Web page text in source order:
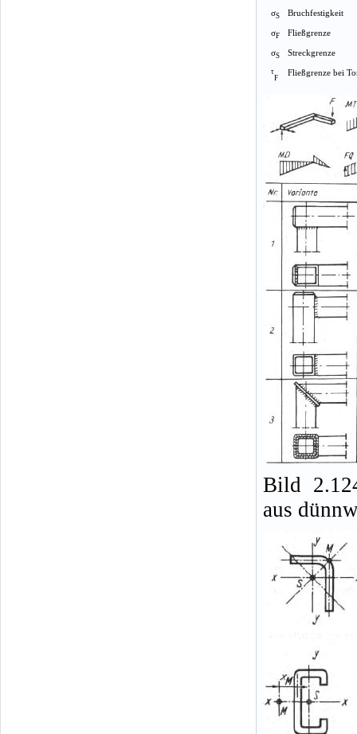
σS Bruchfestigkeit
σF Fließgrenze
σS Streckgrenze
τ
F
Fließgrenze bei
Bild
aus